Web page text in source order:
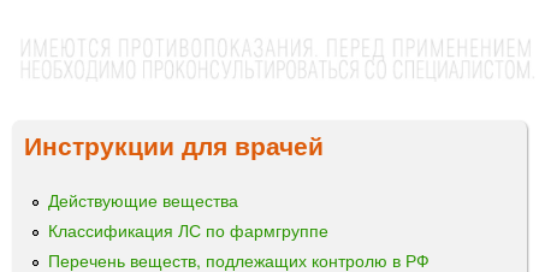
Инструкции для врачей
Действующие вещества
Классификация ЛС по фармгруппе
Перечень веществ, подлежащих контролю в РФ